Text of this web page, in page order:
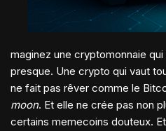
maginez une cryptomonnaie qui
presque. Une crypto qui vaut
ne fait pas rêver comme le
moon. Et elle ne crée pas non
certains memecoins douteux.